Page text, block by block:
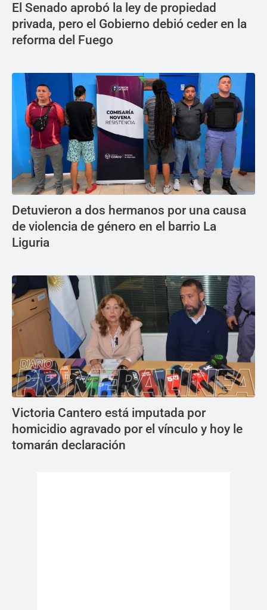
El Senado aprobó la ley de propiedad
privada, pero el Gobierno debió ceder en la
reforma del Fuego
Detuvieron a dos hermanos por una causa
de violencia de género en el barrio La
Liguria
Victoria Cantero está imputada por
homicidio agravado por el vínculo y hoy le
tomarán declaración